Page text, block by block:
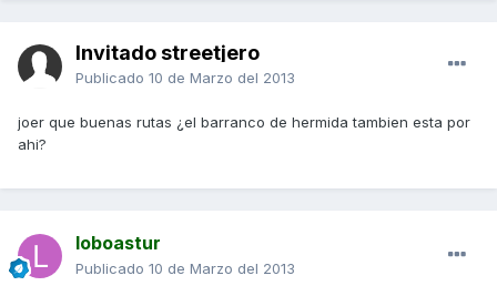
Invitado streetjero
Publicado 10 de Marzo del 2013
joer que buenas rutas ¿el barranco de hermida tambien esta por
ahi?
loboastur
Publicado 10 de Marzo del 2013